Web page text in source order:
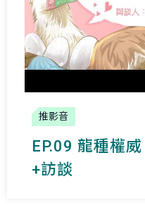
推影音
EP.09 龍種權
+訪談